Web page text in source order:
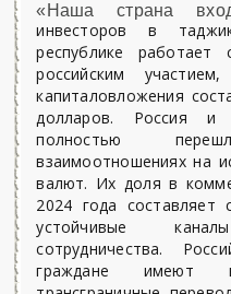
«Наша страна
инвесторов в
республике
российским
капиталовложения
долларов. Россия и
полностью
взаимоотношениях на
валют. Их доля в
2024 года составляет
устойчивые каналы
сотрудничества.
граждане имеют